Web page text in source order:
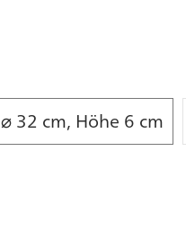
⌀ 32 cm, Höhe 6 cm